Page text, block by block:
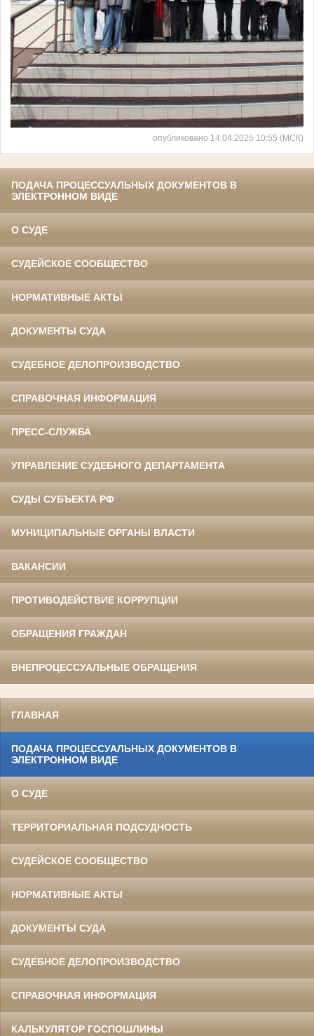
опубликовано 14.04.2025 10:55 (МСК)
ПОДАЧА ПРОЦЕССУАЛЬНЫХ ДОКУМЕНТОВ В
ЭЛЕКТРОННОМ ВИДЕ
О СУДЕ
СУДЕЙСКОЕ СООБЩЕСТВО
НОРМАТИВНЫЕ АКТЫ
ДОКУМЕНТЫ СУДА
СУДЕБНОЕ ДЕЛОПРОИЗВОДСТВО
СПРАВОЧНАЯ ИНФОРМАЦИЯ
ПРЕСС-СЛУЖБА
УПРАВЛЕНИЕ СУДЕБНОГО ДЕПАРТАМЕНТА
СУДЫ СУБЪЕКТА РФ
МУНИЦИПАЛЬНЫЕ ОРГАНЫ ВЛАСТИ
ВАКАНСИИ
ПРОТИВОДЕЙСТВИЕ КОРРУПЦИИ
ОБРАЩЕНИЯ ГРАЖДАН
ВНЕПРОЦЕССУАЛЬНЫЕ ОБРАЩЕНИЯ
ГЛАВНАЯ
ПОДАЧА ПРОЦЕССУАЛЬНЫХ ДОКУМЕНТОВ В
ЭЛЕКТРОННОМ ВИДЕ
О СУДЕ
ТЕРРИТОРИАЛЬНАЯ ПОДСУДНОСТЬ
СУДЕЙСКОЕ СООБЩЕСТВО
НОРМАТИВНЫЕ АКТЫ
ДОКУМЕНТЫ СУДА
СУДЕБНОЕ ДЕЛОПРОИЗВОДСТВО
СПРАВОЧНАЯ ИНФОРМАЦИЯ
КАЛЬКУЛЯТОР ГОСПОШЛИНЫ